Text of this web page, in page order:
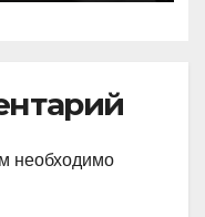
необходимо